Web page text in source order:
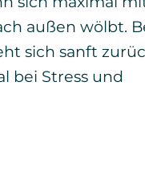
außen wölbt.
sich sanft
bei Stress und